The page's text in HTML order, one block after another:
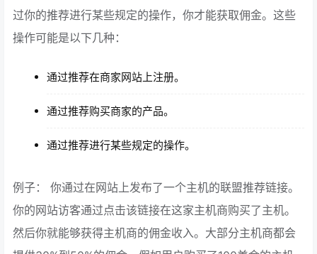
过你的推荐进行某些规定的操作，你才能获取佣金。这些
操作可能是以下几种：
通过推荐在商家网站上注册。
通过推荐购买商家的产品。
通过推荐进行某些规定的操作。
例子： 你通过在网站上发布了一个主机的联盟推荐链接。
你的网站访客通过点击该链接在这家主机商购买了主机。
然后你就能够获得主机商的佣金收入。大部分主机商都会